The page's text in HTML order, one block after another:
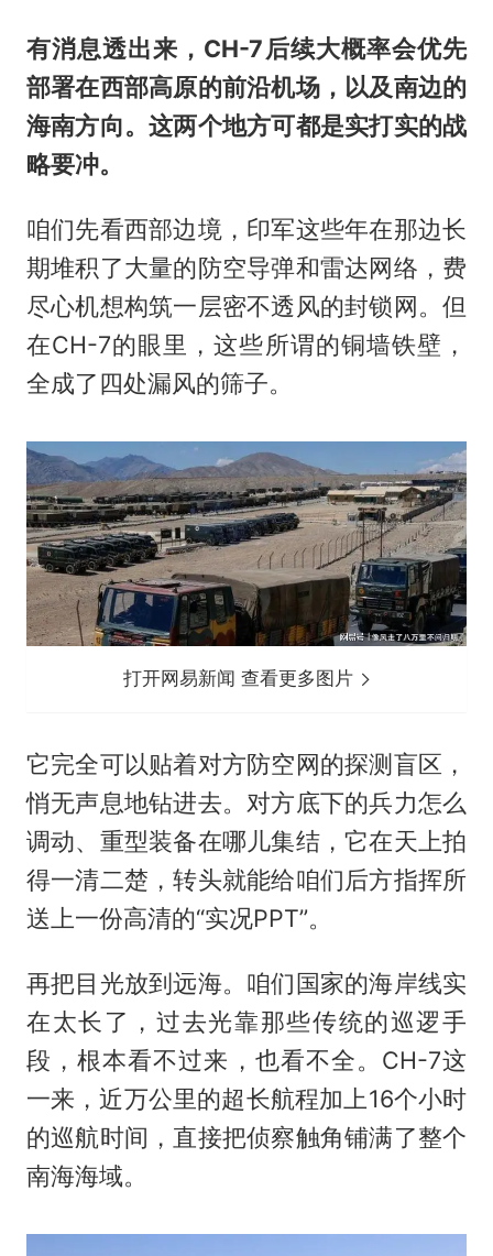
有消息透出来，CH-7后续大概率会优先
部署在西部高原的前沿机场，以及南边的
海南方向。这两个地方可都是实打实的战
略要冲。
咱们先看西部边境，印军这些年在那边长
期堆积了大量的防空导弹和雷达网络，费
尽心机想构筑一层密不透风的封锁网。但
在CH-7的眼里，这些所谓的铜墙铁壁，
全成了四处漏风的筛子。
打开网易新闻 查看更多图片
它完全可以贴着对方防空网的探测盲区，
悄无声息地钻进去。对方底下的兵力怎么
调动、重型装备在哪儿集结，它在天上拍
得一清二楚，转头就能给咱们后方指挥所
送上一份高清的“实况PPT”。
再把目光放到远海。咱们国家的海岸线实
在太长了，过去光靠那些传统的巡逻手
段，根本看不过来，也看不全。CH-7这
一来，近万公里的超长航程加上16个小时
的巡航时间，直接把侦察触角铺满了整个
南海海域。